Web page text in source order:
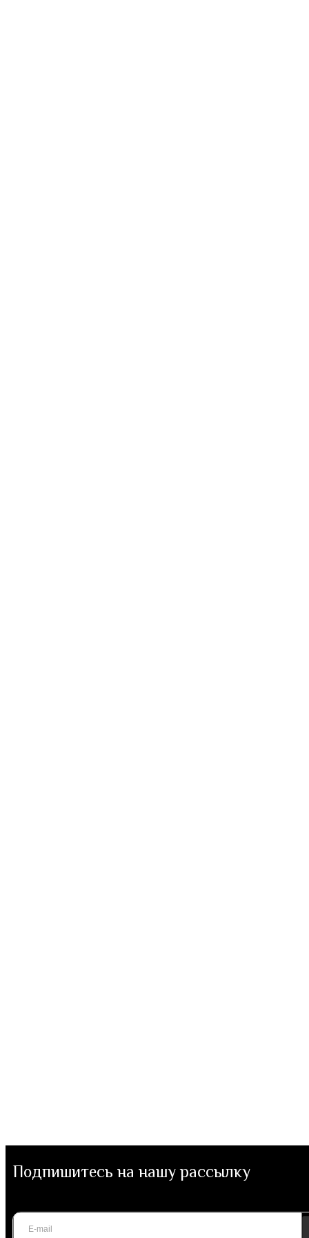
Подпишитесь на нашу рассылку